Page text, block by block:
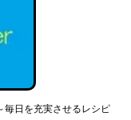
日を充実させるレシピ